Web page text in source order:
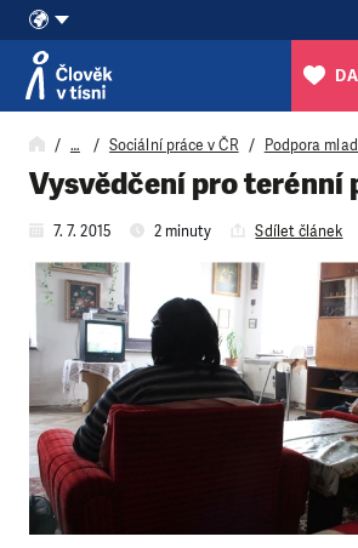
Přeskočit na obsah
… Sociální práce v ČR Podpora
Vysvědčení pro terénní
7. 7. 2015 2 minuty Sdílet článek